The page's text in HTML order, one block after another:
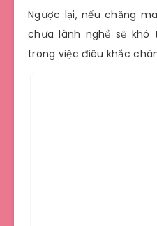
Ngược lại, nếu chẳng
chưa lành nghề sẽ khó
trong việc điêu khắc